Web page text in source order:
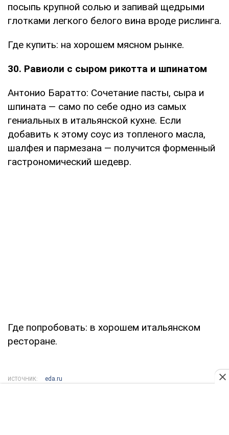
посыпь крупной солью и запивай щедрыми
глотками легкого белого вина вроде рислинга.
Где купить: на хорошем мясном рынке.
30. Равиоли с сыром рикотта и шпинатом
Антонио Баратто: Сочетание пасты, сыра и
шпината — само по себе одно из самых
гениальных в итальянской кухне. Если
добавить к этому соус из топленого масла,
шалфея и пармезана — получится форменный
гастрономический шедевр.
Где попробовать: в хорошем итальянском
ресторане.
ИСТОЧНИК: eda.ru